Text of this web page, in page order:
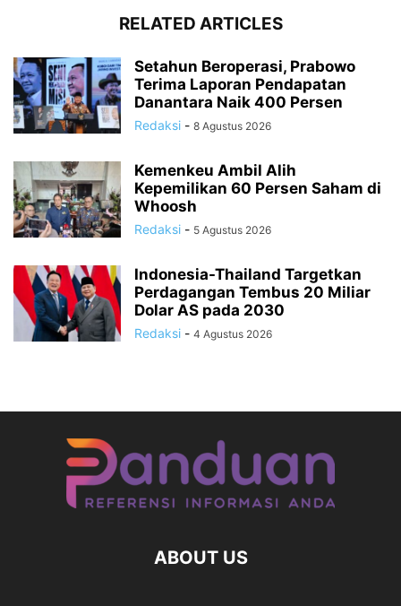
RELATED ARTICLES
Setahun Beroperasi, Prabowo
Terima Laporan Pendapatan
Danantara Naik 400 Persen
Redaksi - 8 Agustus 2026
Kemenkeu Ambil Alih
Kepemilikan 60 Persen Saham di
Whoosh
Redaksi - 5 Agustus 2026
Indonesia-Thailand Targetkan
Perdagangan Tembus 20 Miliar
Dolar AS pada 2030
Redaksi - 4 Agustus 2026
ABOUT US